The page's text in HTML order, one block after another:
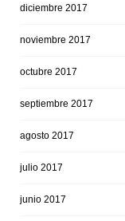
diciembre 2017
noviembre 2017
octubre 2017
septiembre 2017
agosto 2017
julio 2017
junio 2017